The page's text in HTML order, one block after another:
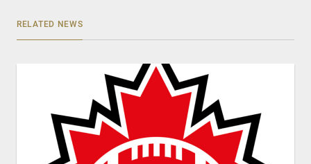
RELATED NEWS